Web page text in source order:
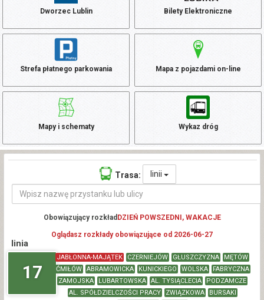
Dworzec Lublin Bilety Elektroniczne
Strefa płatnego parkowania Mapa z pojazdami on-line
Mapy i schematy Wykaz dróg
Trasa: linii
Obowiązujący rozkład DZIEŃ POWSZEDNI, WAKACJE
Oglądasz rozkłady obowiązujące od 2026-06-27
linia
17
JABŁONNA-MAJĄTEK CZERNIEJÓW GŁUSZCZYZNA
MĘTÓW
ĆMIŁÓW
ABRAMOWICKA KUNICKIEGO WOLSKA
FABRYCZNA
ZAMOJSKA
LUBARTOWSKA AL. TYSIĄCLECIA
PODZAMCZE
AL. SPÓŁDZIELCZOŚCI PRACY
ZWIĄZKOWA
BURSAKI